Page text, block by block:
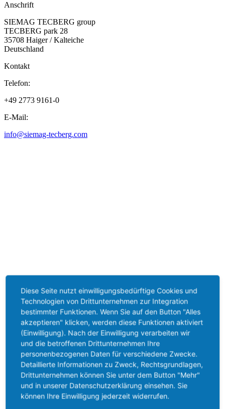
Anschrift
SIEMAG TECBERG group
TECBERG park 28
35708 Haiger / Kalteiche
Deutschland
Kontakt
Telefon:
+49 2773 9161-0
E-Mail:
info@siemag-tecberg.com
Diese Seite nutzt einwilligungsbedürftige Cookies und
Technologien von Drittunternehmen zur Integration
bestimmter Funktionen. Wenn Sie auf den Button "Alles
akzeptieren" klicken, werden diese Funktionen aktiviert
(Einwilligung). Nach der Einwilligung verarbeiten wir
und die betroffenen Drittunternehmen Ihre
personenbezogenen Daten für verschiedene Zwecke.
Detaillierte Informationen zu Zweck, Rechtsgrundlagen,
Drittunternehmen können Sie unter dem Button "Mehr"
und in unserer Datenschutzerklärung einsehen. Sie
können Ihre Einwilligung jederzeit widerrufen.